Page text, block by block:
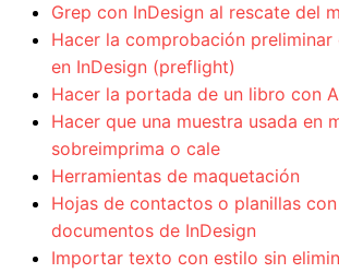
Grep con InDesign al rescate del
Hacer la comprobación preliminar
en InDesign (preflight)
Hacer la portada de un libro con
Hacer que una muestra usada en
sobreimprima o cale
Herramientas de maquetación
Hojas de contactos o planillas
documentos de InDesign
Importar texto con estilo sin